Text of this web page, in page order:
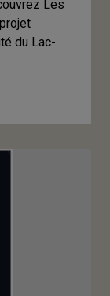
Les
du Lac-